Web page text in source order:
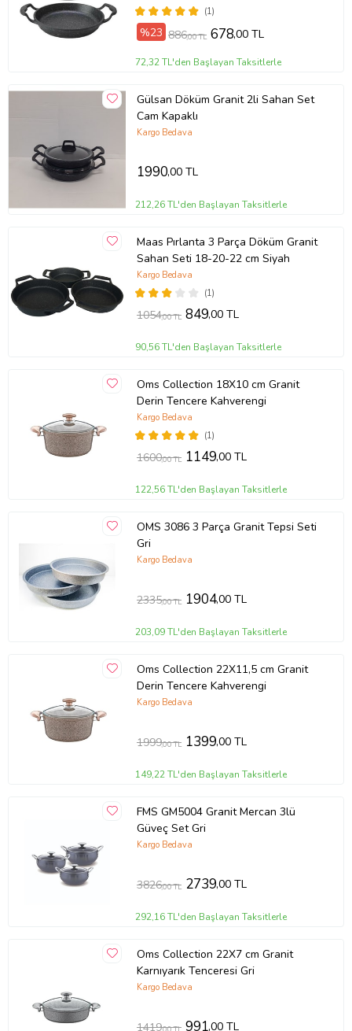
(1)
%23 886,00 TL 678,00 TL
72,32 TL'den Başlayan Taksitlerle
Gülsan Döküm Granit 2li Sahan Set
Cam Kapaklı
Kargo Bedava
1990,00 TL
212,26 TL'den Başlayan Taksitlerle
Maas Pırlanta 3 Parça Döküm Granit
Sahan Seti 18-20-22 cm Siyah
(1)
Kargo Bedava
1054,00 TL 849,00 TL
90,56 TL'den Başlayan Taksitlerle
Oms Collection 18X10 cm Granit
Derin Tencere Kahverengi
(1)
Kargo Bedava
1600,00 TL 1149,00 TL
122,56 TL'den Başlayan Taksitlerle
OMS 3086 3 Parça Granit Tepsi Seti
Gri
Kargo Bedava
2335,00 TL 1904,00 TL
203,09 TL'den Başlayan Taksitlerle
Oms Collection 22X11,5 cm Granit
Derin Tencere Kahverengi
Kargo Bedava
1999,00 TL 1399,00 TL
149,22 TL'den Başlayan Taksitlerle
FMS GM5004 Granit Mercan 3lü
Güveç Set Gri
Kargo Bedava
3826,00 TL 2739,00 TL
292,16 TL'den Başlayan Taksitlerle
Oms Collection 22X7 cm Granit
Karnıyarık Tenceresi Gri
Kargo Bedava
1419 991,00 TL